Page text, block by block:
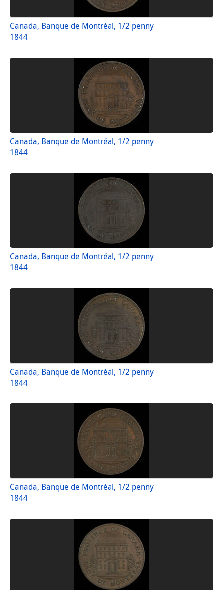
Canada, Banque de Montréal, 1/2 penny
1844
Canada, Banque de Montréal, 1/2 penny
1844
Canada, Banque de Montréal, 1/2 penny
1844
Canada, Banque de Montréal, 1/2 penny
1844
Canada, Banque de Montréal, 1/2 penny
1844